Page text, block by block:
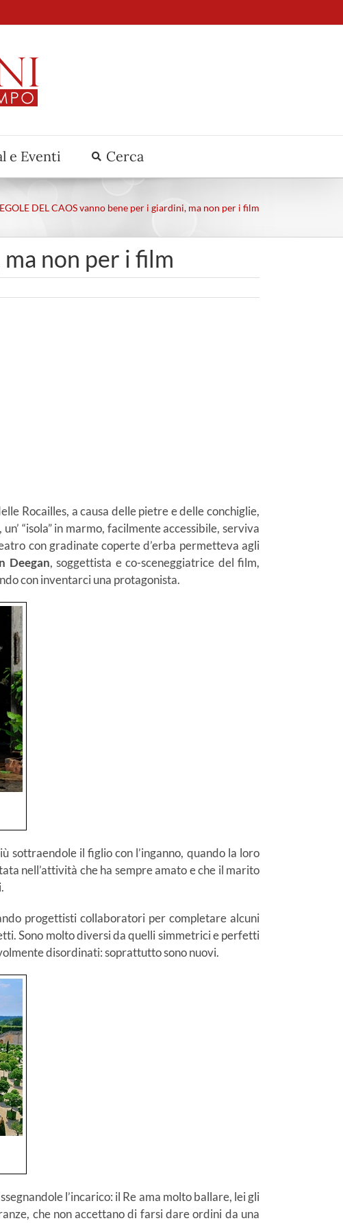
e Eventi Cerca
DEL CAOS vanno bene per i giardini, ma non per i film
ma non per i film
Rocailles, a causa delle pietre e delle conchiglie,
“isola” in marmo, facilmente accessibile, serviva
con gradinate coperte d’erba permetteva agli
Deegan, soggettista e co-sceneggiatrice del film,
con inventarci una protagonista.
sottraendole il figlio con l’inganno, quando la loro
nell’attività che ha sempre amato e che il marito
progettisti collaboratori per completare alcuni
Sono molto diversi da quelli simmetrici e perfetti
disordinati: soprattutto sono nuovi.
l’incarico: il Re ama molto ballare, lei gli
che non accettano di farsi dare ordini da una